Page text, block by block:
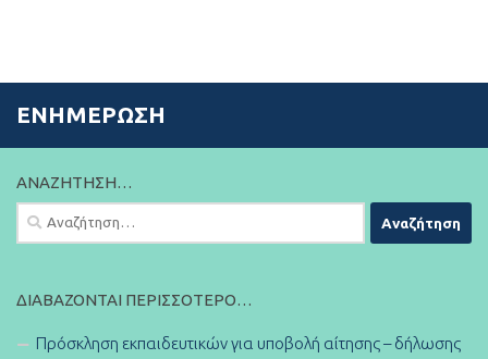
ΕΝΗΜΈΡΩΣΗ
ΑΝΑΖΉΤΗΣΗ…
Αναζήτηση
για:
ΔΙΑΒΆΖΟΝΤΑΙ ΠΕΡΙΣΣΌΤΕΡΟ…
Πρόσκληση εκπαιδευτικών για υποβολή αίτησης – δήλωσης